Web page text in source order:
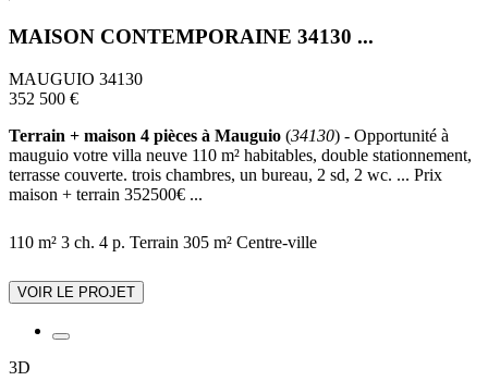
MAISON CONTEMPORAINE 34130 ...
MAUGUIO 34130
352 500 €
Terrain + maison 4 pièces à Mauguio (34130) - Opportunité à
mauguio votre villa neuve 110 m² habitables, double stationnement,
terrasse couverte. trois chambres, un bureau, 2 sd, 2 wc. ... Prix
maison + terrain 352500€ ...
110 m² 3 ch. 4 p. Terrain 305 m² Centre-ville
VOIR LE PROJET
3D